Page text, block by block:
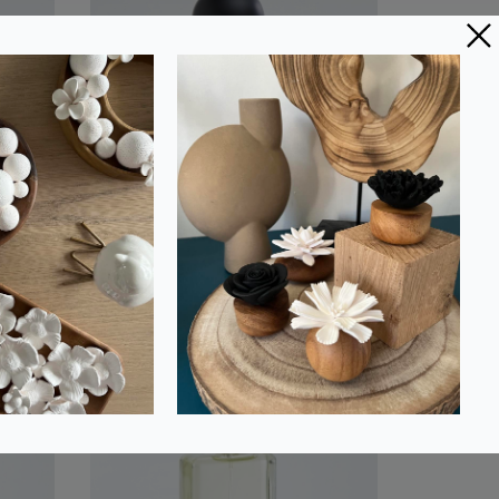
NATURE DU LIN 100ml |
Recharge Parfum
d'ambiance pour vase
diffuseur
20,00 €